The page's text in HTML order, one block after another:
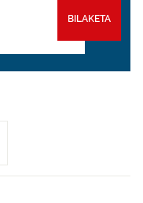
BILAKETA